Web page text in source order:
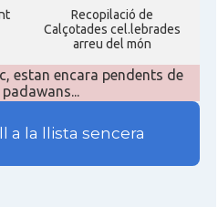
Recopilació de
Calçotades cel.lebrades
arreu del món
estan encara pendents de
a la llista sencera